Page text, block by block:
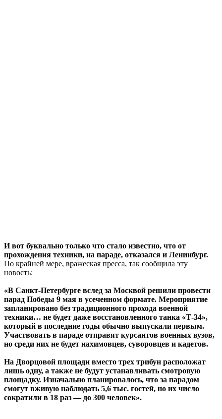
И вот буквально только что стало известно, что от
прохождения техники, на параде, отказался и Ленинбург.
По крайней мере, вражеская пресса, так сообщила эту
новость:
«В Санкт-Петербурге вслед за Москвой решили провести
парад Победы 9 мая в усеченном формате. Мероприятие
запланировано без традиционного прохода военной
техники… не будет даже восстановленного танка «Т-34»,
который в последние годы обычно выпускали первым.
Участвовать в параде отправят курсантов военных вузов,
но среди них не будет нахимовцев, суворовцев и кадетов.
На Дворцовой площади вместо трех трибун расположат
лишь одну, а также не будут устанавливать смотровую
площадку. Изначально планировалось, что за парадом
смогут вживую наблюдать 5,6 тыс. гостей, но их число
сократили в 18 раз — до 300 человек».